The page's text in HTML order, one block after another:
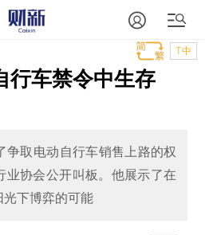
T中
行车禁令中生存
争取电动自行车销售上路的权
业协会公开叫板。他展示了在
下博弈的可能